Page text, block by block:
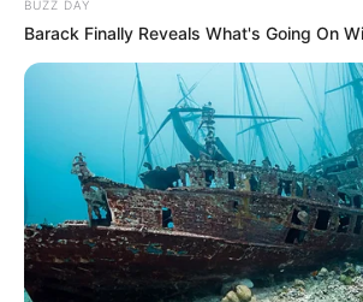
Ver también:Rompe el silencio y da la
señalada en atentado a Miguel Uribe
¿Quién fue a persona que
torre Bacatá en Bogotá?
Hasta el momento,no se ha revelado
persona fallecida, a la espera de que
BUZZ DAY
Barack Finally Reveals What's Going On